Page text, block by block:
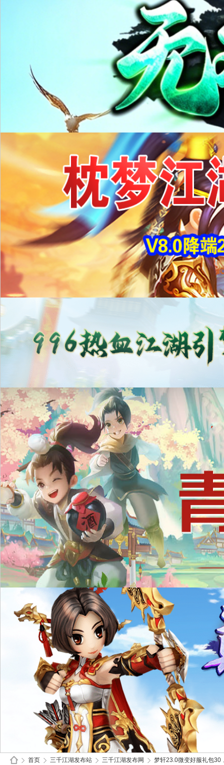
首页 三千江湖发布站 三千江湖发布网 梦轩23.0微变好服礼包30